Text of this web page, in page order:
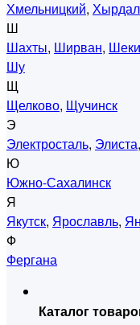
Хмельницкий,
Ш
Шахты, Ширван, Шеки
Шу
Щ
Щелково, Щучинск
Э
Электросталь, Элиста,
Ю
Южно-Сахалинск
Я
Якутск, Ярославль,
Ф
Фергана
Каталог